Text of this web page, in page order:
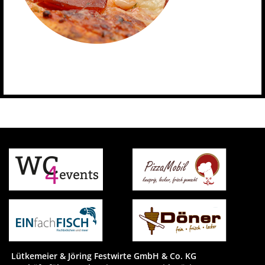
Lütkemeier & Jöring Festwirte GmbH & Co. KG